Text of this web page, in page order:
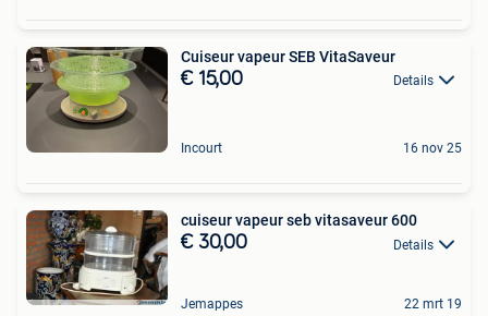
Cuiseur vapeur SEB VitaSaveur
€ 15,00 Details
Incourt 16 nov 25
cuiseur vapeur seb vitasaveur 600
€ 30,00 Details
Jemappes 22 mrt 19